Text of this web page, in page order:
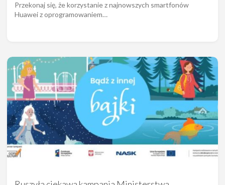
Przekonaj się, że korzystanie z najnowszych smartfonów
Huawei z oprogramowaniem…